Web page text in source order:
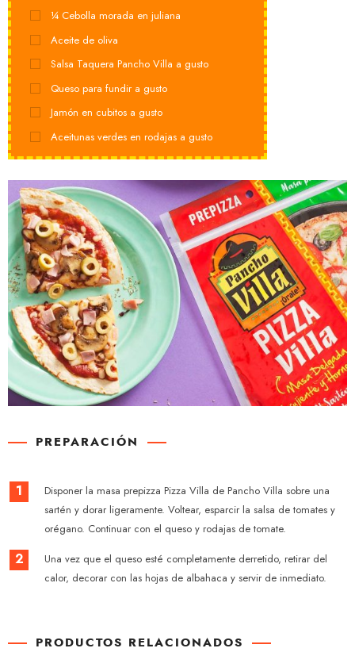
¼ Cebolla morada en juliana
Aceite de oliva
Salsa Taquera Pancho Villa a gusto
Queso para fundir a gusto
Jamón en cubitos a gusto
Aceitunas verdes en rodajas a gusto
PREPARACIÓN
1
Disponer la masa prepizza Pizza Villa de Pancho Villa sobre una
sartén y dorar ligeramente. Voltear, esparcir la salsa de tomates y
orégano. Continuar con el queso y rodajas de tomate.
2
Una vez que el queso esté completamente derretido, retirar del
calor, decorar con las hojas de albahaca y servir de inmediato.
PRODUCTOS RELACIONADOS